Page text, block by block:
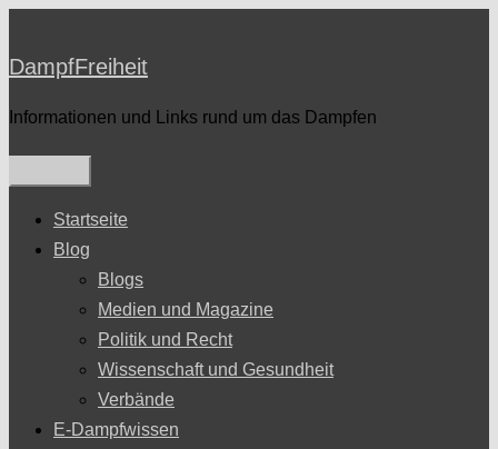
springen
DampfFreiheit
Informationen und Links rund um das Dampfen
Startseite
Blog
Blogs
Medien und Magazine
Politik und Recht
Wissenschaft und Gesundheit
Verbände
E-Dampfwissen